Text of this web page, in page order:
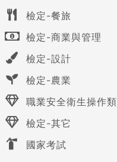
檢定-餐旅
檢定-商業與管理
檢定-設計
檢定-農業
職業安全衛生操作類
檢定-其它
國家考試